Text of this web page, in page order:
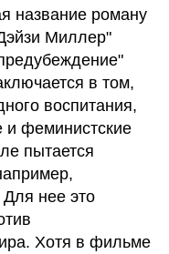
название роману
Миллер"
в том,
воспитания,
и феминистские
пытается
Для нее это
Хотя в фильме